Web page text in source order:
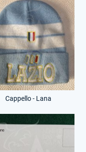
Cappello - Lana